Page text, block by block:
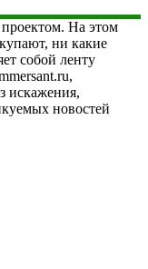
На этом
ни какие
собой ленту
искажения,
новостей